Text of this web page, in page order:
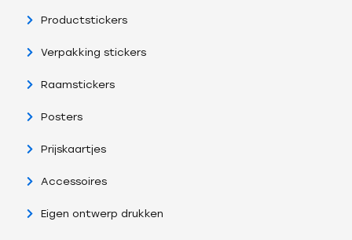
Productstickers
Verpakking stickers
Raamstickers
Posters
Prijskaartjes
Accessoires
Eigen ontwerp drukken